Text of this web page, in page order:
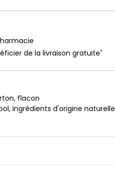
de la livraison gratuite*
flacon
ingrédients d'origine naturelle